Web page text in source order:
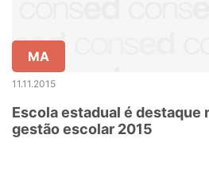
MA
11.11.2015
Escola estadual é destaque
gestão escolar 2015